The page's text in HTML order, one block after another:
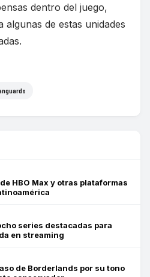
dentro del juego,
algunas de estas unidades
HBO Max y otras plataformas
series destacadas para
en streaming
de Borderlands por su tono